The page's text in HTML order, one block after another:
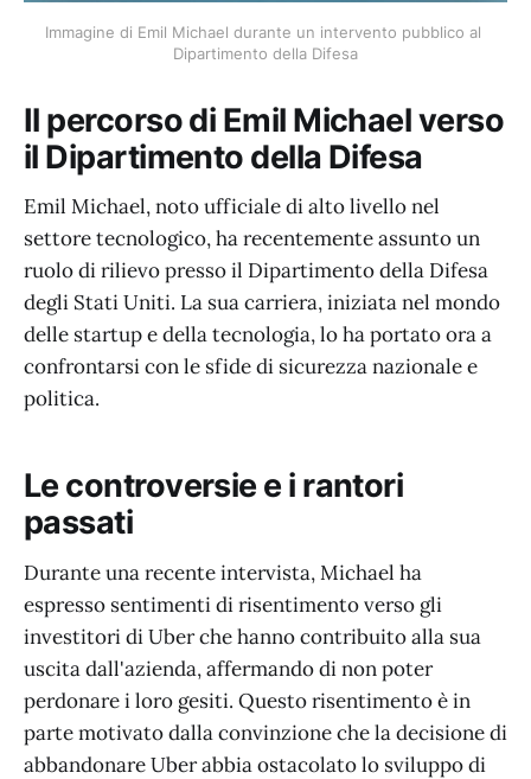
Immagine di Emil Michael durante un intervento pubblico al
Dipartimento della Difesa
Il percorso di Emil Michael verso
il Dipartimento della Difesa
Emil Michael, noto ufficiale di alto livello nel
settore tecnologico, ha recentemente assunto un
ruolo di rilievo presso il Dipartimento della Difesa
degli Stati Uniti. La sua carriera, iniziata nel mondo
delle startup e della tecnologia, lo ha portato ora a
confrontarsi con le sfide di sicurezza nazionale e
politica.
Le controversie e i rantori
passati
Durante una recente intervista, Michael ha
espresso sentimenti di risentimento verso gli
investitori di Uber che hanno contribuito alla sua
uscita dall'azienda, affermando di non poter
perdonare i loro gesiti. Questo risentimento è in
parte motivato dalla convinzione che la decisione di
abbandonare Uber abbia ostacolato lo sviluppo di